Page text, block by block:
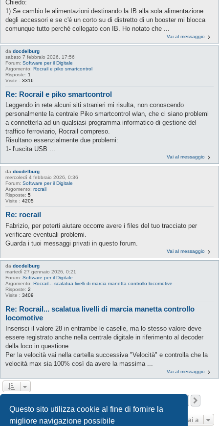
Questo sito utilizza cookie al fine di fornire la
migliore navigazione possibile
Chiedo:
1) Se cambio le alimentazioni destinando la IB alla sola alimentazione
degli accessori e se c'é un corto su di distretto di un booster mi blocca
comunque tutto perché collegato con IB. Ho notato che ...
Vai al messaggio
da docdelburg
sabato 7 febbraio 2026, 17:56
Forum: Software per il Digitale
Argomento: Rocrail e piko smartcontrol
Risposte: 1
Visite : 3316
Re: Rocrail e piko smartcontrol
Leggendo in rete alcuni siti stranieri mi risulta, non conoscendo
personalmente la centrale Piko smartcontrol wlan, che ci siano problemi
a connetterla ad un qualsiasi programma informatico di gestione del
traffico ferroviario, Rocrail compreso.
Risultano essenzialmente due problemi:
1- l'uscita USB ...
Vai al messaggio
da docdelburg
mercoledì 4 febbraio 2026, 0:36
Forum: Software per il Digitale
Argomento: rocrail
Risposte: 5
Visite : 4205
Re: rocrail
Fabrizio, per poterti aiutare occorre avere i files del tuo tracciato per
verificare eventuali problemi.
Guarda i tuoi messaggi privati in questo forum.
Vai al messaggio
da docdelburg
martedì 27 gennaio 2026, 0:21
Forum: Software per il Digitale
Argomento: Rocrail... scalatua livelli di marcia manetta controllo locomotive
Risposte: 2
Visite : 3409
Re: Rocrail... scalatua livelli di marcia manetta controllo
locomotive
Inserisci il valore 28 in entrambe le caselle, ma lo stesso valore deve
essere registrato anche nella centrale digitale in riferimento al decoder
della loco in questione.
Per la velocità vai nella cartella successiva "Velocità" e controlla che la
velocità max sia 100% così da avere la massima ...
Vai al messaggio
Vai a